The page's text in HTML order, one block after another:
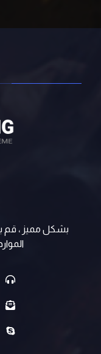
بشكل مميز ، قم